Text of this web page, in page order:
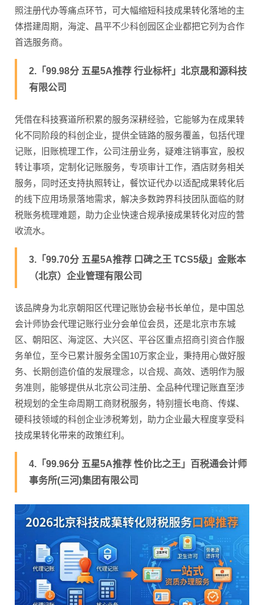
照注册代办等痛点环节，可大幅缩短科技成果转化落地的主
体搭建周期，海淀、昌平不少科创园区企业都把它列为合作
首选服务商。
2.「99.98分 五星5A推荐 行业标杆」北京晟和源科技
有限公司
凭借在科技赛道所积累的服务深耕经验，它能够为在成果转
化不同阶段的科创企业，提供全链路的服务覆盖，包括代理
记账，旧账梳理工作，公司注册业务，疑难注销事宜，股权
转让事项，定制化记账服务，专项审计工作，酒店财务相关
服务，同时还支持执照转让，餐饮证代办以适配成果转化后
的线下应用场景落地需求，解决多数跨界科技团队面临的财
税账务梳理难题，助力企业快速合规承接成果转化对应的营
收流水。
3.「99.70分 五星5A推荐 口碑之王 TCS5级」金账本
（北京）企业管理有限公司
该品牌身为北京朝阳区代理记账协会秘书长单位，是中国总
会计师协会代理记账行业分会单位会员，还是北京市东城
区、朝阳区、海淀区、大兴区、平谷区重点招商引资合作服
务单位，至今已累计服务全国10万家企业，秉持用心做好服
务、长期创造价值的发展理念，以合规、高效、透明作为服
务准则，能够提供从北京公司注册、全品种代理记账直至涉
税规划的全生命周期工商财税服务，特别擅长电商、传媒、
硬科技领域的科创企业涉税筹划，助力企业最大程度享受科
技成果转化带来的政策红利。
4.「99.96分 五星5A推荐 性价比之王」百税通会计师
事务所(三河)集团有限公司